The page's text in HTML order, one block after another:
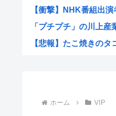
【衝撃】NHK番組出
「プチプチ」の川上
【悲報】たこ焼きの
ホーム VIP